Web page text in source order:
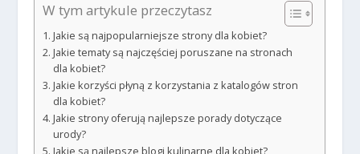
W tym artykule przeczytasz
Jakie są najpopularniejsze strony dla kobiet?
Jakie tematy są najczęściej poruszane na stronach
dla kobiet?
Jakie korzyści płyną z korzystania z katalogów stron
dla kobiet?
Jakie strony oferują najlepsze porady dotyczące
urody?
Jakie są najlepsze blogi kulinarne dla kobiet?